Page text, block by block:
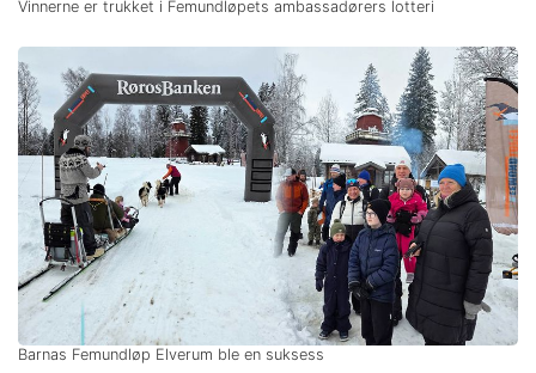
Vinnerne er trukket i Femundløpets ambassadørers lotteri
Barnas Femundløp Elverum ble en suksess